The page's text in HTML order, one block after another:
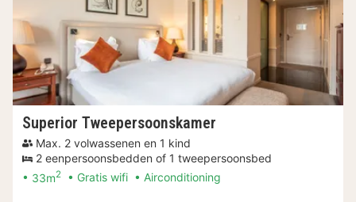
Superior Tweepersoonskamer
Max. 2 volwassenen en 1 kind
2 eenpersoonsbedden of 1 tweepersoonsbed
33m2 Gratis wifi Airconditioning